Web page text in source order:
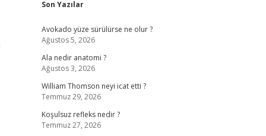
Son Yazılar
Avokado yüze sürülürse ne olur ?
Ağustos 5, 2026
Ala nedir anatomi ?
Ağustos 3, 2026
William Thomson neyi icat etti ?
Temmuz 29, 2026
Koşulsuz refleks nedir ?
Temmuz 27, 2026